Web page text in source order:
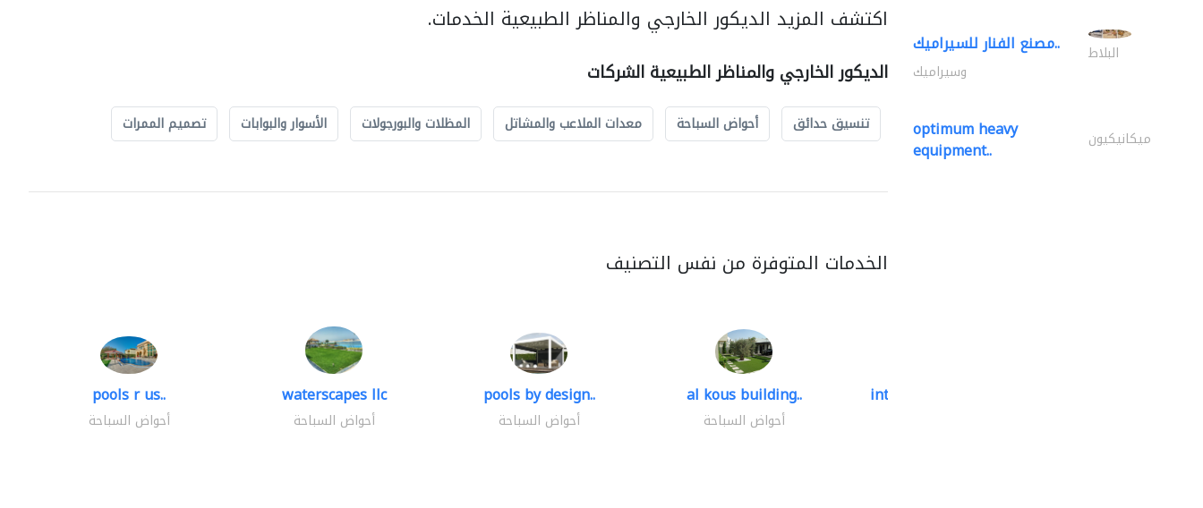
اكتشف المزيد الديكور الخارجي والمناظر الطبيعية الخدمات.
الديكور الخارجي والمناظر الطبيعية الشركات
تنسيق حدائق أحواض السباحة معدات الملاعب والمشاتل المظلات والبورجولات الأسوار والبوابات تصميم الممرات
الخدمات المتوفرة من نفس التصنيف
pools r us..
أحواض السباحة
waterscapes llc
أحواض السباحة
pools by design..
أحواض السباحة
al kous building..
أحواض السباحة
international pools est.
مصنع الفنار للسيراميك.. البلاط
وسيراميك
optimum heavy
equipment.. ميكانيكيون